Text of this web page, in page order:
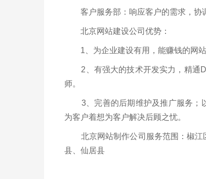
客户服务部：响应客户的需求，协
北京网站建设公司优势：
1、为企业建设有用，能赚钱的网站
2、有强大的技术开发实力，精通
师。
3、完善的后期维护及推广服务；以
为客户着想为客户解决后顾之忧。
北京网站制作公司服务范围：椒江
县、仙居县